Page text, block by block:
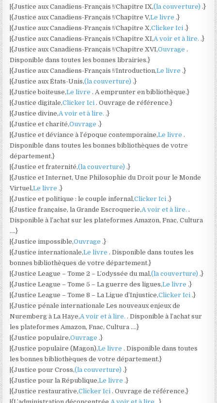
|{Justice aux Canadiens-Français !/Chapitre IX,(la couverture).}
|{Justice aux Canadiens-Français !/Chapitre V,Le livre.}
|{Justice aux Canadiens-Français !/Chapitre X,Clicker Ici.}
|{Justice aux Canadiens-Français !/Chapitre XI,A voir et à lire..}
|{Justice aux Canadiens-Français !/Chapitre XVI,Ouvrage.
Disponible dans toutes les bonnes librairies.}
|{Justice aux Canadiens-Français !/Introduction,Le livre.}
|{Justice aux États-Unis,(la couverture).}
|{Justice boiteuse,Le livre. A emprunter en bibliothèque.}
|{Justice digitale,Clicker Ici. Ouvrage de référence.}
|{Justice divine,A voir et à lire..}
|{Justice et charité,Ouvrage.}
|{Justice et déviance à l’époque contemporaine,Le livre.
Disponible dans toutes les bonnes bibliothèques de votre
département.}
|{Justice et fraternité,(la couverture).}
|{Justice et Internet, Une Philosophie du Droit pour le Monde
Virtuel,Le livre.}
|{Justice et politique : le couple infernal,Clicker Ici.}
|{Justice française, la Grande Escroquerie,A voir et à lire..
Disponible à l’achat sur les plateformes Amazon, Fnac, Cultura
….}
|{Justice impossible,Ouvrage.}
|{Justice internationale,Le livre. Disponible dans toutes les
bonnes bibliothèques de votre département.}
|{Justice League – Tome 2 – L’odyssée du mal,(la couverture).}
|{Justice League – Tome 5 – La guerre des ligues,Le livre.}
|{Justice League – Tome 8 – La Ligue d’Injustice,Clicker Ici.}
|{Justice pénale internationale Les nouveaux enjeux de
Nuremberg à La Haye,A voir et à lire.. Disponible à l’achat sur
les plateformes Amazon, Fnac, Cultura ….}
|{Justice populaire,Ouvrage.}
|{Justice populaire (Magon),Le livre. Disponible dans toutes
les bonnes bibliothèques de votre département.}
|{Justice pour Cross,(la couverture).}
|{Justice pour la République,Le livre.}
|{Justice restaurative,Clicker Ici. Ouvrage de référence.}